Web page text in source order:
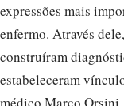
expressões mais
enfermo. Através
construíram
estabeleceram
médico Marco